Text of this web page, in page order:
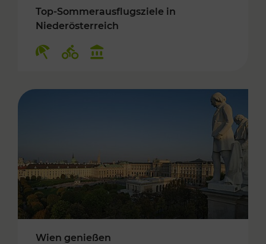
Top-Sommerausflugsziele in
Niederösterreich
Wien genießen